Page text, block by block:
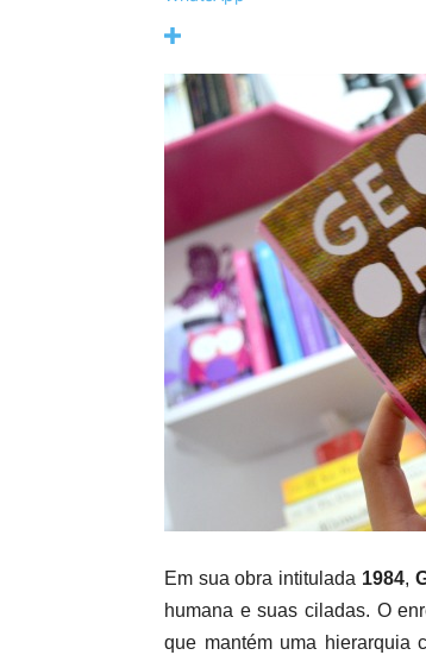
Em sua obra intitulada 1984,
humana e suas ciladas. O
que mantém uma hierarquia